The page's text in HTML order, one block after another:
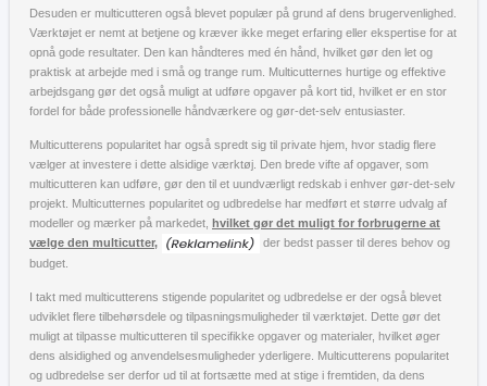
Desuden er multicutteren også blevet populær på grund af dens brugervenlighed.
Værktøjet er nemt at betjene og kræver ikke meget erfaring eller ekspertise for at
opnå gode resultater. Den kan håndteres med én hånd, hvilket gør den let og
praktisk at arbejde med i små og trange rum. Multicutternes hurtige og effektive
arbejdsgang gør det også muligt at udføre opgaver på kort tid, hvilket er en stor
fordel for både professionelle håndværkere og gør-det-selv entusiaster.
Multicutterens popularitet har også spredt sig til private hjem, hvor stadig flere
vælger at investere i dette alsidige værktøj. Den brede vifte af opgaver, som
multicutteren kan udføre, gør den til et uundværligt redskab i enhver gør-det-selv
projekt. Multicutternes popularitet og udbredelse har medført et større udvalg af
modeller og mærker på markedet, hvilket gør det muligt for forbrugerne at
vælge den multicutter,
der bedst passer til deres behov og
budget.
I takt med multicutterens stigende popularitet og udbredelse er der også blevet
udviklet flere tilbehørsdele og tilpasningsmuligheder til værktøjet. Dette gør det
muligt at tilpasse multicutteren til specifikke opgaver og materialer, hvilket øger
dens alsidighed og anvendelsesmuligheder yderligere. Multicutterens popularitet
og udbredelse ser derfor ud til at fortsætte med at stige i fremtiden, da dens